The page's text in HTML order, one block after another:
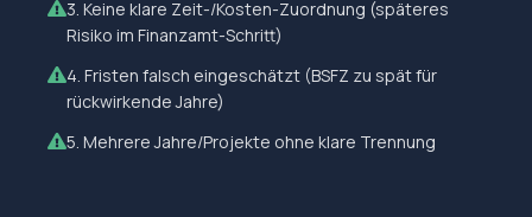
3. Keine klare Zeit-/Kosten-Zuordnung (späteres
Risiko im Finanzamt-Schritt)
4. Fristen falsch eingeschätzt (BSFZ zu spät für
rückwirkende Jahre)
5. Mehrere Jahre/Projekte ohne klare Trennung